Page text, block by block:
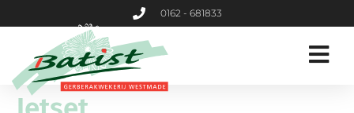
0162 - 681833